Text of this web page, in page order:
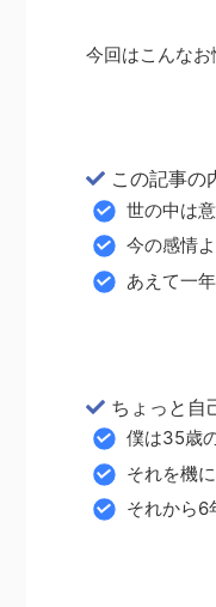
今回はこんなお
この記事の
世の中は
今の感情
あえて一
ちょっと自
僕は35歳
それを機
それから6